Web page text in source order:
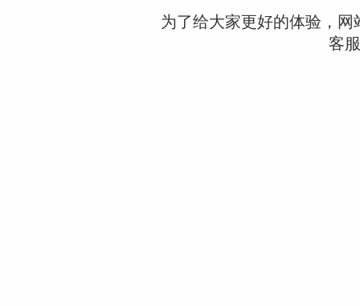
为了给大家更好的体验，
客